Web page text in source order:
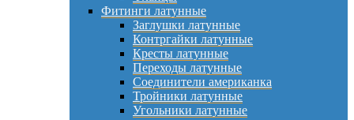
Фитинги латунные
Заглушки латунные
Контргайки латунные
Кресты латунные
Переходы латунные
Соединители американка
Тройники латунные
Угольники латунные